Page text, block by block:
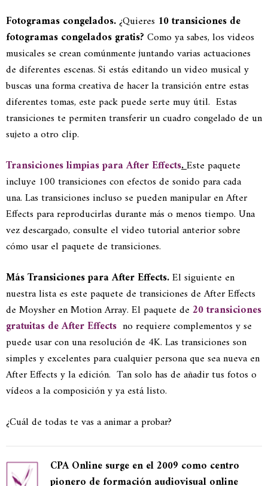
Fotogramas congelados.¿Quieres 10 transiciones de
fotogramas congelados gratis? Como ya sabes, los videos
musicales se crean comúnmente juntando varias actuaciones
de diferentes escenas. Si estás editando un video musical y
buscas una forma creativa de hacer la transición entre estas
diferentes tomas, este pack puede serte muy útil. Estas
transiciones te permiten transferir un cuadro congelado de un
sujeto a otro clip.
Transiciones limpias para After Effects.Este paquete
incluye 100 transiciones con efectos de sonido para cada
una. Las transiciones incluso se pueden manipular en After
Effects para reproducirlas durante más o menos tiempo. Una
vez descargado, consulte el video tutorial anterior sobre
cómo usar el paquete de transiciones.
Más Transiciones para After Effects.El siguiente en
nuestra lista es este paquete de transiciones de After Effects
de Moysher en Motion Array. El paquete de 20 transiciones
gratuitas de After Effects no requiere complementos y se
puede usar con una resolución de 4K. Las transiciones son
simples y excelentes para cualquier persona que sea nueva en
After Effects y la edición. Tan solo has de añadir tus fotos o
vídeos a la composición y ya está listo.
¿Cuál de todas te vas a animar a probar?
CPA Online surge en el 2009 como centro
pionero de formación audiovisual online